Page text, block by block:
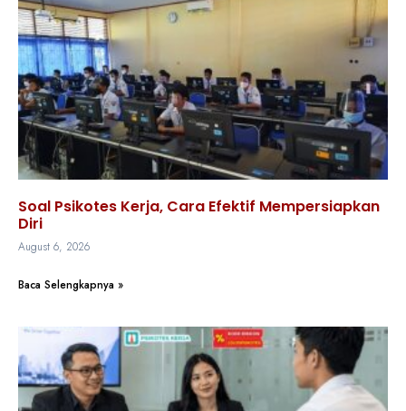
Soal Psikotes Kerja, Cara Efektif Mempersiapkan
Diri
August 6, 2026
Baca Selengkapnya »